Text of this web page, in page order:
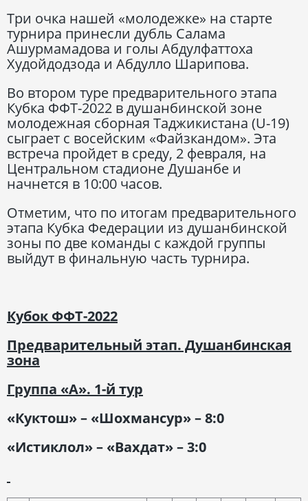
Три очка нашей «молодежке» на старте
турнира принесли дубль Салама
Ашурмамадова и голы Абдулфаттоха
Худойдодзода и Абдулло Шарипова.
Во втором туре предварительного этапа
Кубка ФФТ-2022 в душанбинской зоне
молодежная сборная Таджикистана (U-19)
сыграет с восейским «Файзкандом». Эта
встреча пройдет в среду, 2 февраля, на
Центральном стадионе Душанбе и
начнется в 10:00 часов.
Отметим, что по итогам предварительного
этапа Кубка Федерации из душанбинской
зоны по две команды с каждой группы
выйдут в финальную часть турнира.
Кубок ФФТ-2022
Предварительный этап. Душанбинская
зона
Группа «А». 1-й тур
«Куктош» – «Шохмансур» – 8:0
«Истиклол» – «Вахдат» – 3:0